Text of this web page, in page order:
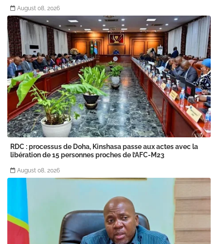
August 08, 2026
RDC : processus de Doha, Kinshasa passe aux actes avec la
libération de 15 personnes proches de l’AFC-M23
August 08, 2026